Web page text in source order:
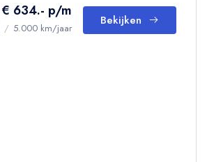
€ 634.- p/m
/ 5.000 km/jaar
Bekijken